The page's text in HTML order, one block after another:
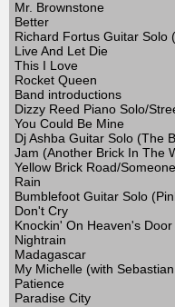
Mr. Brownstone
Better
Richard Fortus Guitar Solo
Live And Let Die
This I Love
Rocket Queen
Band introductions
Dizzy Reed Piano Solo/
You Could Be Mine
Dj Ashba Guitar Solo (The
Jam (Another Brick In The
Yellow Brick Road/
Rain
Bumblefoot Guitar Solo
Don't Cry
Knockin' On Heaven's Door
Nightrain
Madagascar
My Michelle (with
Patience
Paradise City